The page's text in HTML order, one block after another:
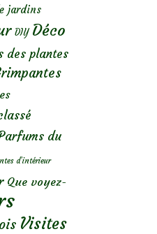
jardins
DIY Déco
des plantes
du
d’intérieur
Que voyez-
Visites